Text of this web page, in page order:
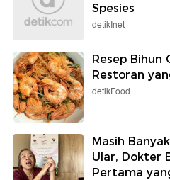
Spesies
detikInet
Resep Bihun
Restoran
detikFood
Masih
Ular, Dokter
Pertama